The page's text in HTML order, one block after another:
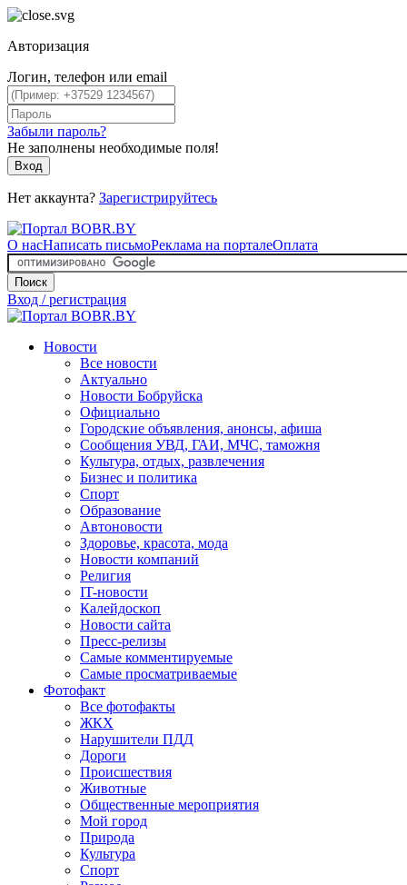
Авторизация
Логин, телефон или email
Забыли пароль?
Не заполнены необходимые поля!
Вход
Нет аккаунта? Зарегистрируйтесь
О насНаписать письмоРеклама на порталеОплата
Поиск
Вход / регистрация
Новости
Все новости
Актуально
Новости Бобруйска
Официально
Городские объявления, анонсы, афиша
Сообщения УВД, ГАИ, МЧС, таможня
Культура, отдых, развлечения
Бизнес и политика
Спорт
Образование
Автоновости
Здоровье, красота, мода
Новости компаний
Религия
IT-новости
Калейдоскоп
Новости сайта
Пресс-релизы
Самые комментируемые
Самые просматриваемые
Фотофакт
Все фотофакты
ЖКХ
Нарушители ПДД
Дороги
Происшествия
Животные
Общественные мероприятия
Мой город
Природа
Культура
Спорт